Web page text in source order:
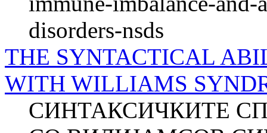
disorders-nsds
THE SYNTACTICAL
WITH WILLIAMS
СИНТАКСИЧКИТЕ